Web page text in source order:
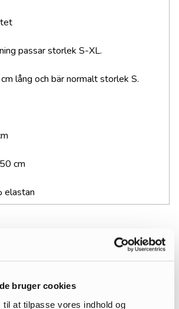
bruger cookies
at tilpasse vores indhold og
passar storlek S-XL.
lång och bär normalt storlek S.
cm
elastan
DU KAN LIDE...